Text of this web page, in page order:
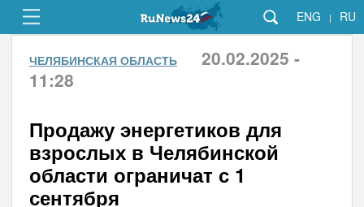
ENG | RU
ЧЕЛЯБИНСКАЯ ОБЛАСТЬ
20.02.2025 -
11:28
Продажу энергетиков для
взрослых в Челябинской
области ограничат с 1
сентября